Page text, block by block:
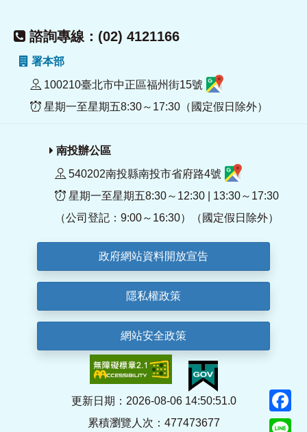
諮詢專線：(02) 4121166
署本部
100210臺北市中正區福州街15號
星期一至星期五8:30～17:30（國定假日除外）
南投辦公區
540202南投縣南投市省府路4號
星期一至星期五8:30～12:30 | 13:30～17:30
（公司登記：9:00～16:30）（國定假日除外）
政府網站資料開放宣告
隱私權政策
網站安全政策
更新日期：2026-08-06 14:50:51.0
累積瀏覽人次：477473677